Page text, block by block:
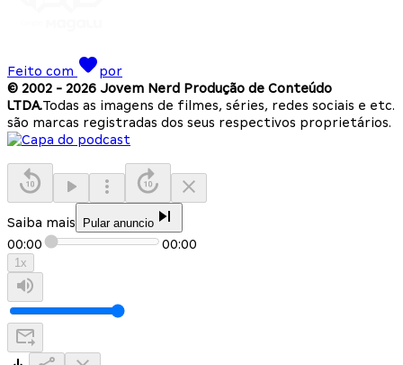
Feito com
por
© 2002 - 2026 Jovem Nerd Produção de Conteúdo
LTDA.Todas as imagens de filmes, séries, redes sociais e etc.
são marcas registradas dos seus respectivos proprietários.
Saiba mais Pular anuncio
00:00 00:00
1x